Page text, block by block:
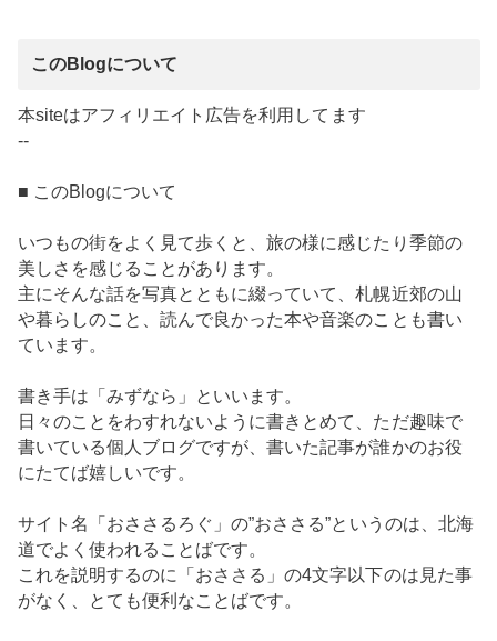
このBlogについて
本siteはアフィリエイト広告を利用してます
--
■ このBlogについて
いつもの街をよく見て歩くと、旅の様に感じたり季節の
美しさを感じることがあります。
主にそんな話を写真とともに綴っていて、札幌近郊の山
や暮らしのこと、読んで良かった本や音楽のことも書い
ています。
書き手は「みずなら」といいます。
日々のことをわすれないように書きとめて、ただ趣味で
書いている個人ブログですが、書いた記事が誰かのお役
にたてば嬉しいです。
サイト名「おささるろぐ」の”おささる”というのは、北海
道でよく使われることばです。
これを説明するのに「おささる」の4文字以下のは見た事
がなく、とても便利なことばです。